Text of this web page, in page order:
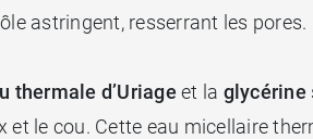
astringent, resserrant les
thermale d’Uriage et la glycérine
et le cou. Cette eau micellaire